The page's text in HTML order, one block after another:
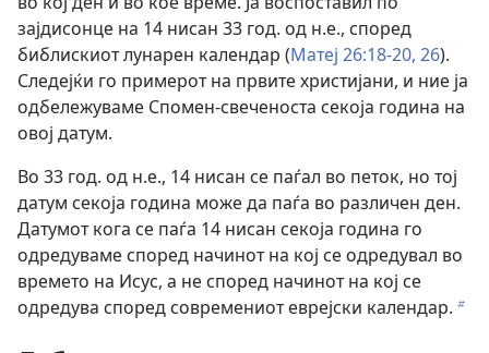
зајдисонце на 14 нисан 33 год. од н.е., според
библискиот лунарен календар (Матеј 26:18-20, 26).
Следејќи го примерот на првите христијани, и ние ја
одбележуваме Спомен-свеченоста секоја година на
овој датум.
Во 33 год. од н.е., 14 нисан се паѓал во петок, но тој
датум секоја година може да паѓа во различен ден.
Датумот кога се паѓа 14 нисан секоја година го
одредуваме според начинот на кој се одредувал во
времето на Исус, а не според начинот на кој се
одредува според современиот еврејски календар. b